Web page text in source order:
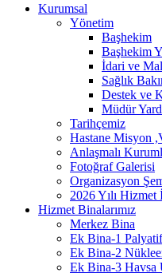
Kurumsal
Yönetim
Başhekim
Başhekim
İdari ve
Sağlık
Destek ve
Müdür
Tarihçemiz
Hastane Misyon
Anlaşmalı
Fotoğraf Galerisi
Organizasyon
2026 Yılı Hizmet
Hizmet Binalarımız
Merkez Bina
Ek Bina-1
Ek Bina-2
Ek Bina-3 Havsa